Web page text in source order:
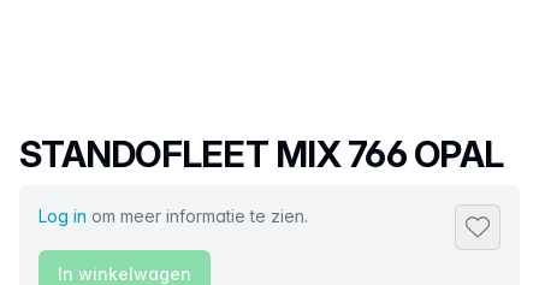
Productnaam
STANDOFLEET MIX 766 OPAL
Log in om meer informatie te zien.
In winkelwagen